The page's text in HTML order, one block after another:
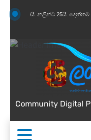
Skip
to
නලින්ට 25යි. දෙන්නම හිරේට.
Community Digital